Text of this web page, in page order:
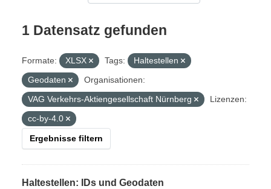
1 Datensatz gefunden
Formate: XLSX Tags:
Haltestellen
Geodaten
Organisationen:
VAG Verkehrs-Aktiengesellschaft Nürnberg
Lizenzen:
cc-by-4.0
Ergebnisse filtern
Haltestellen: IDs und Geodaten